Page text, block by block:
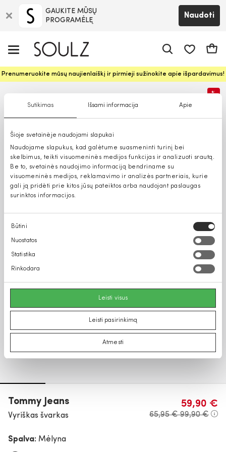
Sutikimas Išsami informacija Apie
Šioje svetainėje naudojami slapukai
Naudojame slapukus, kad galėtume suasmeninti turinį bei
skelbimus, teikti visuomeninės medijos funkcijas ir analizuoti srautą.
Be to, svetainės naudojimo informaciją bendriname su
visuomeninės medijos, reklamavimo ir analizės partneriais, kurie
gali ją pridėti prie kitos jūsų pateiktos arba naudojant paslaugas
surinktos informacijos.
Sutikimo
pasirinkimas
Būtini
Nuostatos
Statistika
Rinkodara
Leisti visus
Leisti pasirinkimą
Atmesti
GAUKITE MŪSŲ
PROGRAMĖLĘ
Naudoti
Prenumeruokite mūsų naujienlaiškį ir pirmieji sužinokite apie išpardavimus!
%
Tommy Jeans
Vyriškas švarkas
59,90 €
65,95 €99,90 €
Spalva: Mėlyna